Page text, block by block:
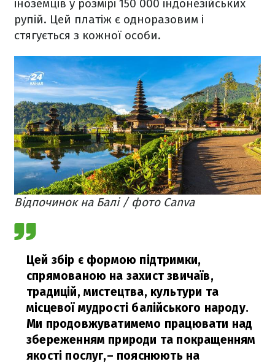
іноземців у розмірі 150 000 індонезійських
рупій. Цей платіж є одноразовим і
стягується з кожної особи.
Відпочинок на Балі / фото Canva
Цей збір є формою підтримки,
спрямованою на захист звичаїв,
традицій, мистецтва, культури та
місцевої мудрості балійського народу.
Ми продовжуватимемо працювати над
збереженням природи та покращенням
якості послуг,– пояснюють на